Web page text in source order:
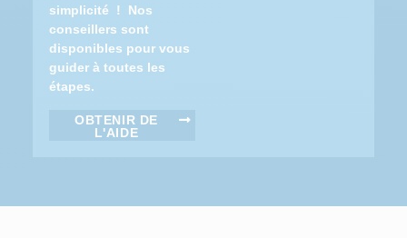
simplicité ! Nos
conseillers sont
disponibles pour vous
guider à toutes les
étapes.
OBTENIR DE
L'AIDE